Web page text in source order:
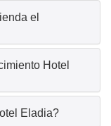
el
Hotel
Eladia?